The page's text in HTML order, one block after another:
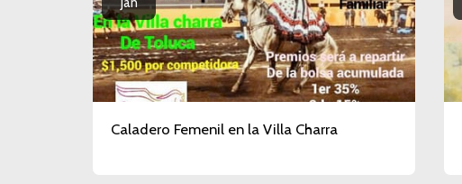
Caladero Femenil en la Villa Charra